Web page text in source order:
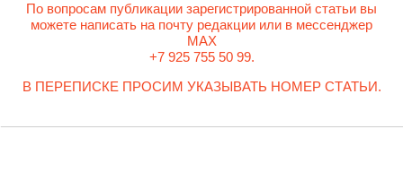
По вопросам публикации зарегистрированной статьи вы
можете написать на почту редакции или в мессенджер
MAX
+7 925 755 50 99.
В ПЕРЕПИСКЕ ПРОСИМ УКАЗЫВАТЬ НОМЕР СТАТЬИ.